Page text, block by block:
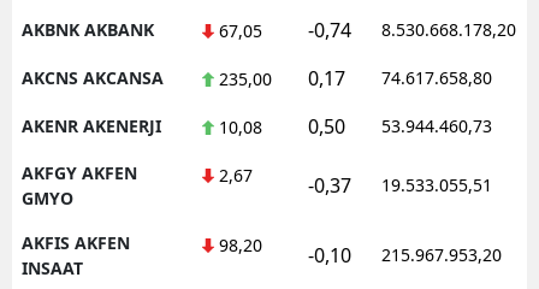
AKBNK AKBANK 67,05 -0,74 8.530.668.178,20
AKCNS AKCANSA 235,00 0,17 74.617.658,80
AKENR AKENERJI 10,08 0,50 53.944.460,73
AKFGY AKFEN
GMYO
2,67 -0,37 19.533.055,51
AKFIS AKFEN
INSAAT
98,20 -0,10 215.967.953,20